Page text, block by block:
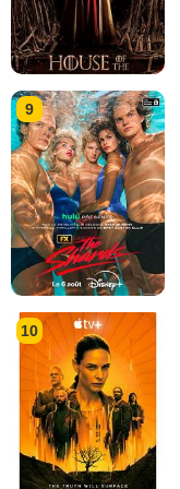
9
10